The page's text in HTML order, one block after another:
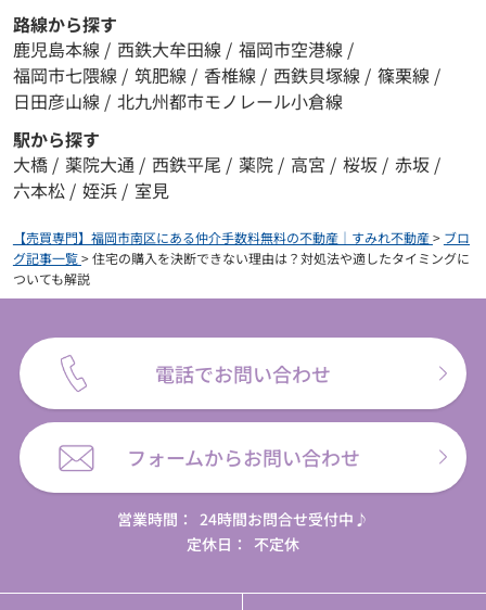
路線から探す
鹿児島本線 / 西鉄大牟田線 / 福岡市空港線 /
福岡市七隈線 / 筑肥線 / 香椎線 / 西鉄貝塚線 / 篠栗線 /
日田彦山線 / 北九州都市モノレール小倉線
駅から探す
大橋 / 薬院大通 / 西鉄平尾 / 薬院 / 高宮 / 桜坂 / 赤坂 /
六本松 / 姪浜 / 室見
【売買専門】福岡市南区にある仲介手数料無料の不動産｜すみれ不動産> ブロ
グ記事一覧>住宅の購入を決断できない理由は？対処法や適したタイミングに
ついても解説
電話でお問い合わせ
フォームからお問い合わせ
営業時間：
24時間お問合せ受付中♪
定休日：
不定休